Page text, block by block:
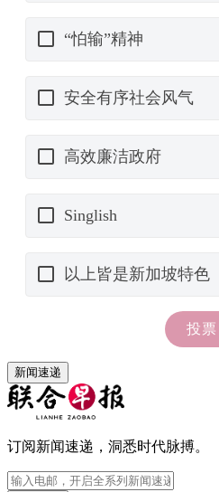
新闻速递
订阅新闻速递，洞悉时代脉搏。